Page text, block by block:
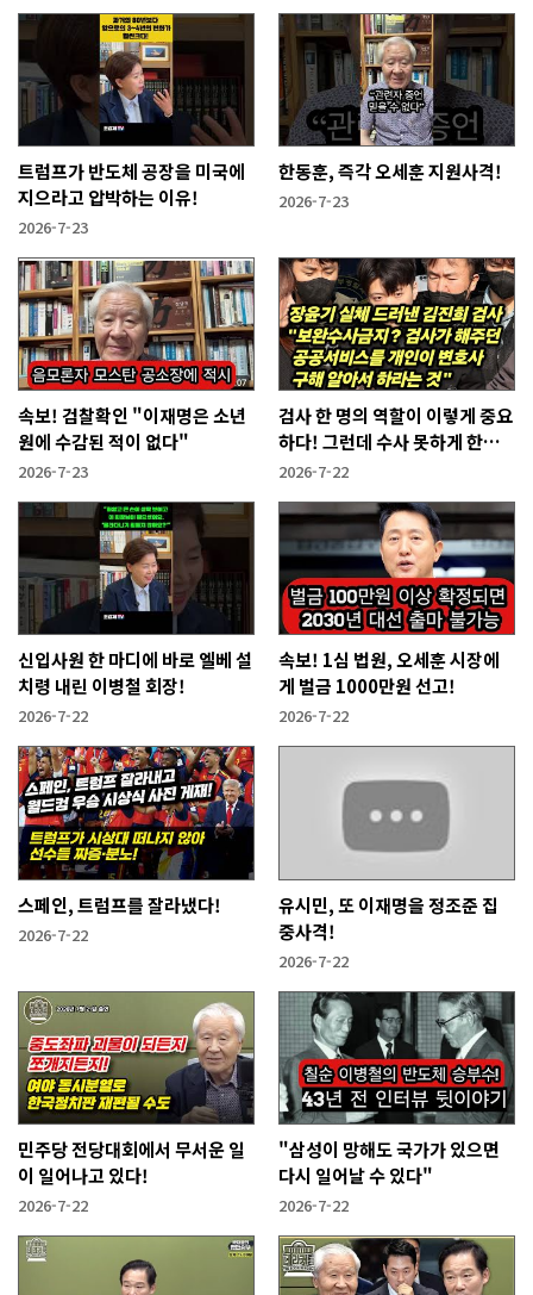
트럼프가 반도체 공장을 미국에
지으라고 압박하는 이유!
2026-7-23
한동훈, 즉각 오세훈 지원사격!
2026-7-23
속보! 검찰확인 "이재명은 소년
원에 수감된 적이 없다"
2026-7-23
검사 한 명의 역할이 이렇게 중요
하다! 그런데 수사 못하게 한다
고?
2026-7-22
신입사원 한 마디에 바로 엘베 설
치령 내린 이병철 회장!
2026-7-22
속보! 1심 법원, 오세훈 시장에
게 벌금 1000만원 선고!
2026-7-22
스페인, 트럼프를 잘라냈다!
2026-7-22
유시민, 또 이재명을 정조준 집
중사격!
2026-7-22
민주당 전당대회에서 무서운 일
이 일어나고 있다!
2026-7-22
"삼성이 망해도 국가가 있으면
다시 일어날 수 있다"
2026-7-22